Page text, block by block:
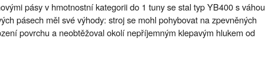
pásy v hmotnostní kategorii do 1 tuny se stal typ YB400 s váhou
pásech měl své výhody: stroj se mohl pohybovat na zpevněných
povrchu a neobtěžoval okolí nepříjemným klepavým hlukem od